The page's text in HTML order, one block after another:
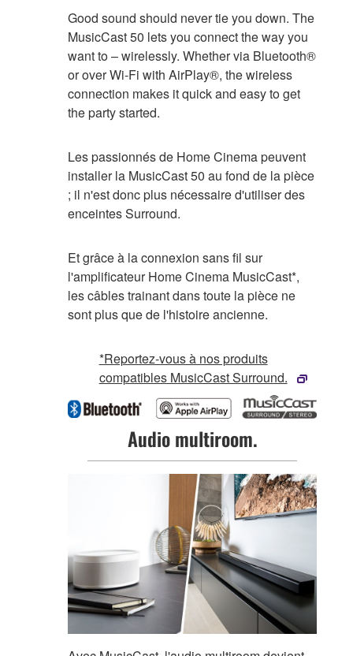
Good sound should never tie you down. The
MusicCast 50 lets you connect the way you
want to – wirelessly. Whether via Bluetooth®
or over Wi-Fi with AirPlay®, the wireless
connection makes it quick and easy to get
the party started.
Les passionnés de Home Cinema peuvent
installer la MusicCast 50 au fond de la pièce
; il n'est donc plus nécessaire d'utiliser des
enceintes Surround.
Et grâce à la connexion sans fil sur
l'amplificateur Home Cinema MusicCast*,
les câbles trainant dans toute la pièce ne
sont plus que de l'histoire ancienne.
*Reportez-vous à nos produits
compatibles MusicCast Surround.
Audio multiroom.